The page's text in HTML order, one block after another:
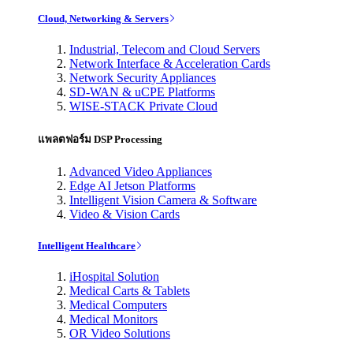
Cloud, Networking & Servers
Industrial, Telecom and Cloud Servers
Network Interface & Acceleration Cards
Network Security Appliances
SD-WAN & uCPE Platforms
WISE-STACK Private Cloud
แพลตฟอร์ม DSP Processing
Advanced Video Appliances
Edge AI Jetson Platforms
Intelligent Vision Camera & Software
Video & Vision Cards
Intelligent Healthcare
iHospital Solution
Medical Carts & Tablets
Medical Computers
Medical Monitors
OR Video Solutions